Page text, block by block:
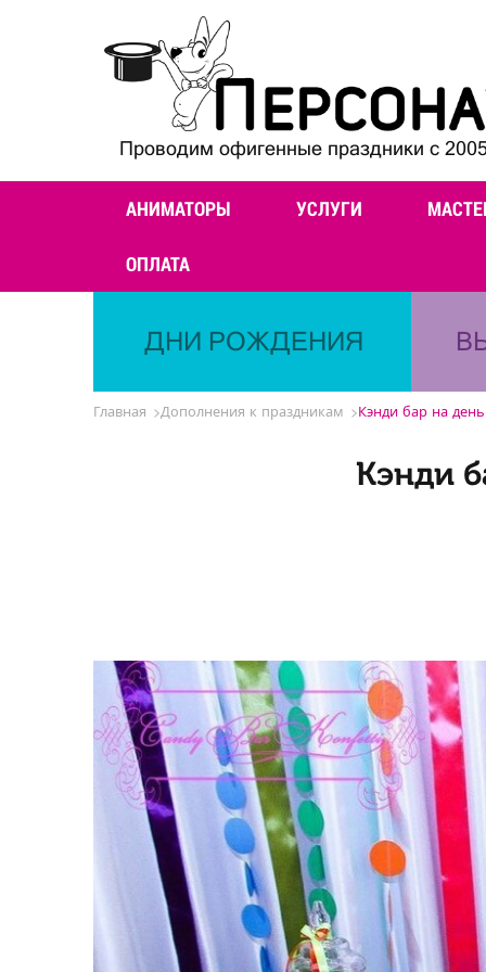
Проводим офигенные праздники с
АНИМАТОРЫ УСЛУГИ
ОПЛАТА
ДНИ РОЖДЕНИЯ
Главная Дополнения к праздникам Кэнди бар на
Кэнди